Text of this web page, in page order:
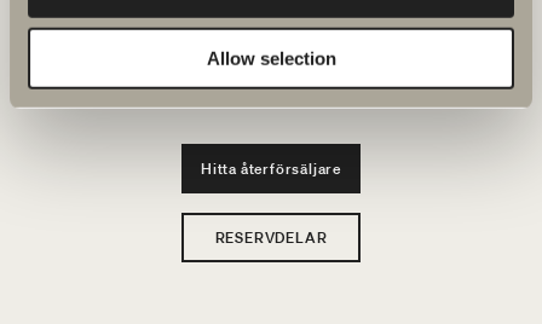
Allow selection
Hållbarhet
Badrumsinspiration
Hitta återförsäljare
RESERVDELAR